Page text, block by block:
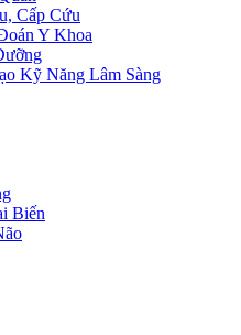
Cấp Cứu
Y Khoa
Kỹ Năng Lâm Sàng
Biến